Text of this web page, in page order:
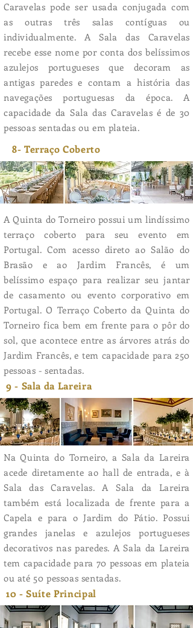
Caravelas pode ser usada conjugada com
as outras três salas contíguas ou
individualmente. A Sala das Caravelas
recebe esse nome por conta dos belíssimos
azulejos portugueses que decoram as
antigas paredes e contam a história das
navegações portuguesas da época. A
capacidade da Sala das Caravelas é de 30
pessoas sentadas ou em plateia.
8- Terraço Coberto
A Quinta do Torneiro possui um lindíssimo
terraço coberto para seu evento em
Portugal. Com acesso direto ao Salão do
Brasão e ao Jardim Francês, é um
belíssimo espaço para realizar seu jantar
de casamento ou evento corporativo em
Portugal. O Terraço Coberto da Quinta do
Torneiro fica bem em frente para o pôr do
sol, que acontece entre as árvores atrás do
Jardim Francês, e tem capacidade para 250
pessoas - sentadas.
9 - Sala da Lareira
Na Quinta do Torneiro, a Sala da Lareira
acede diretamente ao hall de entrada, e à
Sala das Caravelas. A Sala da Lareira
também está localizada de frente para a
Capela e para o Jardim do Pátio. Possui
grandes janelas e azulejos portugueses
decorativos nas paredes. A Sala da Lareira
tem capacidade para 70 pessoas em plateia
ou até 50 pessoas sentadas.
10 - Suíte Principal